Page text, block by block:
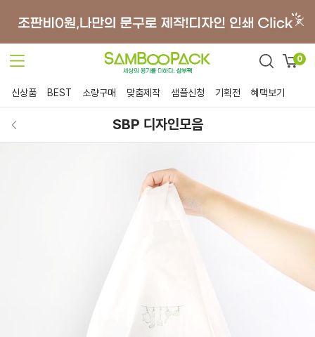
0
신상품 BEST 소량구매 맞춤제작 샘플신청 기획전 혜택보기
SBP 디자인모음